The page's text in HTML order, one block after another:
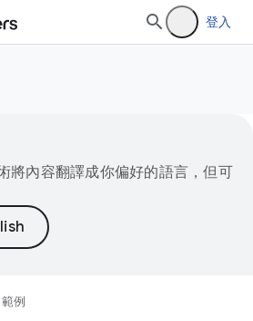
登入
將內容翻譯成你偏好的語言，但可
範例